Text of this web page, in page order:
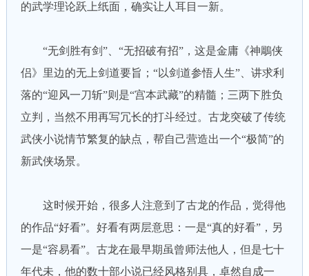
的武学理论跃上纸面，确实让人耳目一新。
“无剑胜有剑”、“无招破有招”，这是金庸《神鵰侠
侣》里边的无上剑道要旨；“以剑道参悟人生”、讲求利
落的“迎风一刀斩”则是“宫本武藏”的精髓；三两下胜负
立判，当然不用再写冗长的打斗经过。古龙突破了传统
武侠小说情节繁复的缺点，帮自己营造出一个“极简”的
新武侠场景。
这时候开始，很多人注意到了古龙的作品，觉得他
的作品“好看”。好看有两层意思：一是“真的好看”，另
一是“容易看”。古龙在最早期虽曾师法他人，但是七十
年代未，他的数十部小说已经风格别具，卓然自成一